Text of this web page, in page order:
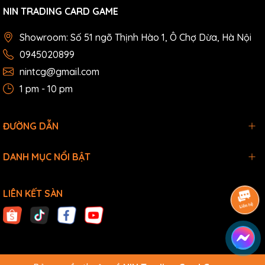
NIN TRADING CARD GAME
Showroom: Số 51 ngõ Thịnh Hào 1, Ô Chợ Dừa, Hà Nội
0945020899
nintcg@gmail.com
1 pm - 10 pm
ĐƯỜNG DẪN
DANH MỤC NỔI BẬT
LIÊN KẾT SÀN